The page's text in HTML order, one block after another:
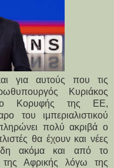
για αυτούς που τις
Κυριάκος
Κορυφής της ΕΕ,
του ιμπεριαλιστικού
πολύ ακριβά ο
θα έχουν και νέες
ακόμα και από το
της Αφρικής λόγω της